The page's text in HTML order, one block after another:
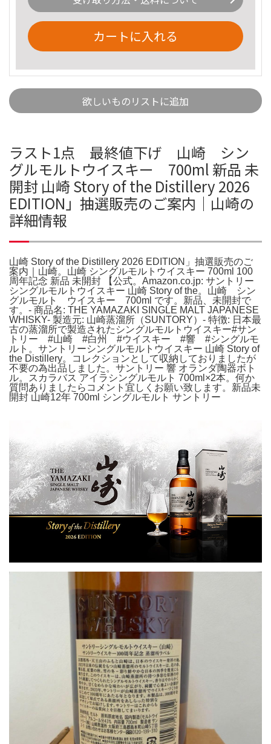
カートに入れる
欲しいものリストに追加
ラスト1点 最終値下げ 山崎 シン
グルモルトウイスキー 700ml 新品 未
開封 山崎 Story of the Distillery 2026
EDITION」抽選販売のご案内｜山崎の
詳細情報
山崎 Story of the Distillery 2026 EDITION」抽選販売のご
案内｜山崎。山崎 シングルモルトウイスキー 700ml 100
周年記念 新品 未開封 【公式。Amazon.co.jp: サントリー
シングルモルトウイスキー 山崎 Story of the。山崎 シン
グルモルト ウイスキー 700ml です。新品、未開封で
す。- 商品名: THE YAMAZAKI SINGLE MALT JAPANESE
WHISKY- 製造元: 山崎蒸溜所（SUNTORY）- 特徴: 日本最
古の蒸溜所で製造されたシングルモルトウイスキー#サン
トリー #山崎 #白州 #ウイスキー #響 #シングルモ
ルト。サントリーシングルモルトウイスキー 山崎 Story of
the Distillery。コレクションとして収納しておりましたが
不要の為出品しました。サントリー 響 オランダ陶器ボト
ル。スカラバス アイラシングルモルト 700ml×2本。何か
質問ありましたらコメント宜しくお願い致します。新品未
開封 山崎12年 700ml シングルモルト サントリー